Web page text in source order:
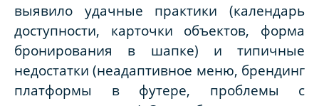
выявило удачные практики (календарь
доступности, карточки объектов, форма
бронирования в шапке) и типичные
недостатки (неадаптивное меню, брендинг
платформы в футере, проблемы с